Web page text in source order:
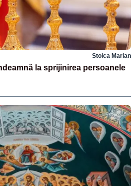
Stoica Marian
la sprijinirea persoanele